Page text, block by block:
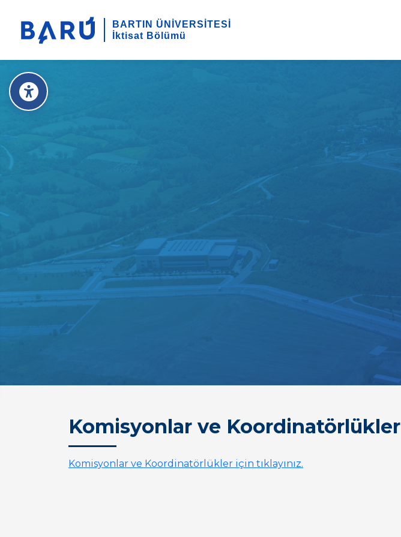
BARTIN ÜNİVERSİTESİ
İktisat Bölümü
Komisyonlar ve Koordinatörlükler
Komisyonlar ve Koordinatörlükler için tıklayınız.